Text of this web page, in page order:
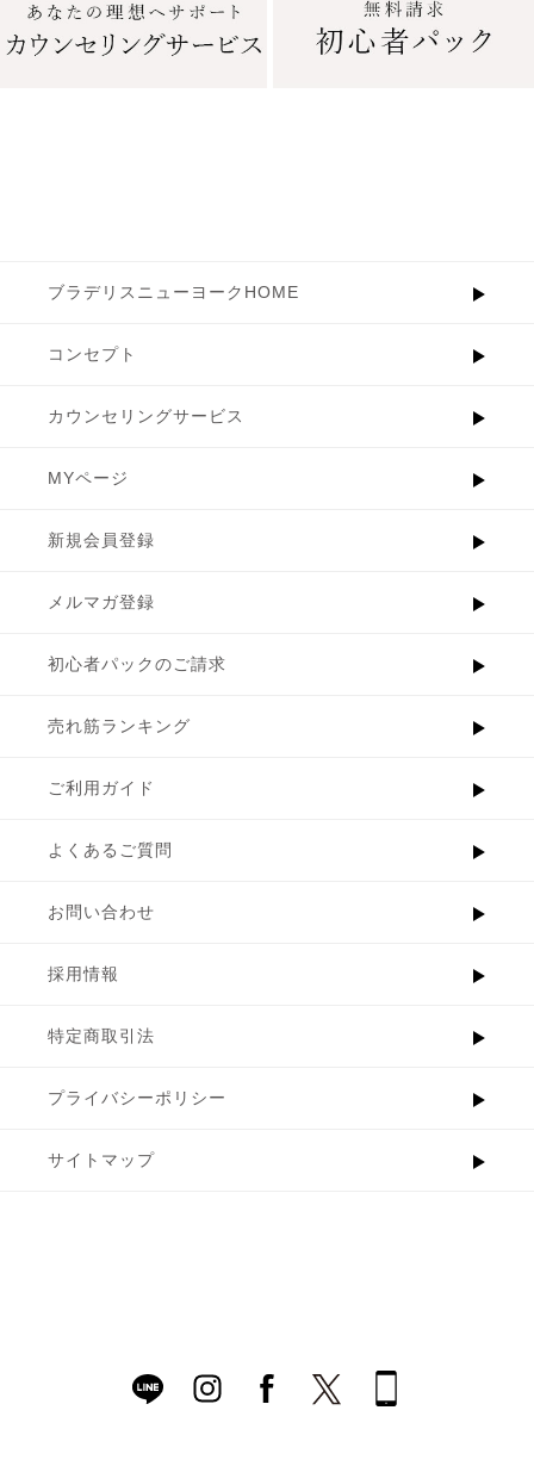
ブラデリスニューヨークHOME
コンセプト
カウンセリングサービス
MYページ
新規会員登録
メルマガ登録
初心者パックのご請求
売れ筋ランキング
ご利用ガイド
よくあるご質問
お問い合わせ
採用情報
特定商取引法
プライバシーポリシー
サイトマップ